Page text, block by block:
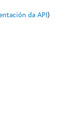
da API )